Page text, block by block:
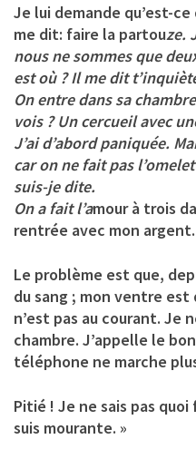
Je lui demande qu’est-
me dit: faire la partouze.
nous ne sommes que
est où ? Il me dit
On entre dans sa
vois ? Un cercueil avec
J’ai d’abord paniquée.
car on ne fait pas
suis-je dite.
On a fait l’amour à trois
rentrée avec mon argent.
Le problème est que,
du sang ; mon ventre est
n’est pas au courant. Je
chambre. J’appelle le
téléphone ne marche
Pitié ! Je ne sais pas
suis mourante. »